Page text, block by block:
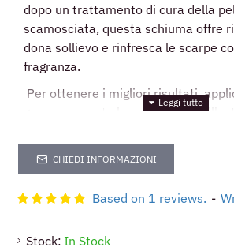
Stock: In Stock
Based on 1 reviews. -
dopo un trattamento di cura della
scamosciata, questa schiuma offre
dona sollievo e rinfresca le scarpe
fragranza.
Per ottenere i migliori risultati,
generosamente la schiuma sia
lieve disagio, puoi indossare la
sì che la pelle si adatti alla forma del
CHIEDI INFORMAZIONI